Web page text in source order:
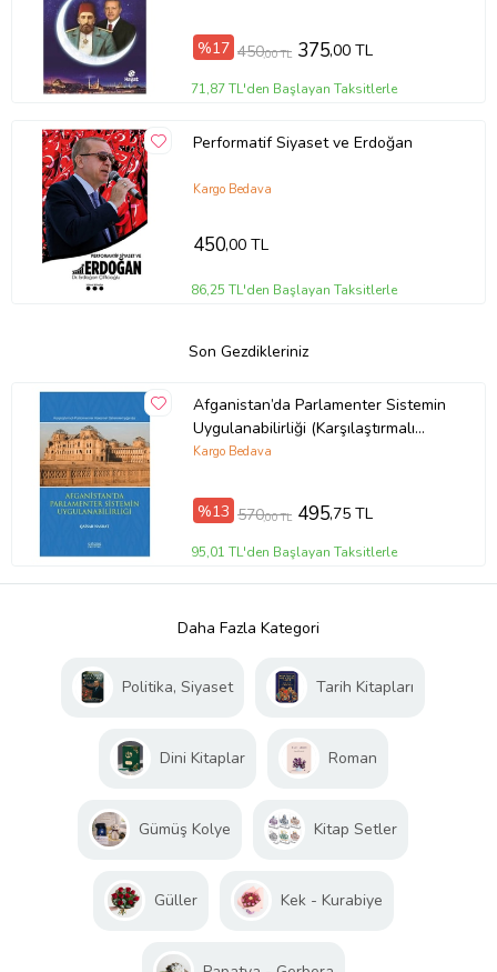
%17 450,00 TL 375,00 TL
71,87 TL'den Başlayan Taksitlerle
Performatif Siyaset ve Erdoğan
Kargo Bedava
450,00 TL
86,25 TL'den Başlayan Taksitlerle
Son Gezdikleriniz
Afganistan’da Parlamenter Sistemin
Uygulanabilirliği (Karşılaştırmalı
Parlamenter Hükümet Sistemleri
Kargo Bedava
%13 570,00 TL 495,75 TL
95,01 TL'den Başlayan Taksitlerle
Daha Fazla Kategori
Politika, Siyaset Tarih Kitapları
Dini Kitaplar Roman
Gümüş Kolye Kitap Setler
Güller Kek - Kurabiye